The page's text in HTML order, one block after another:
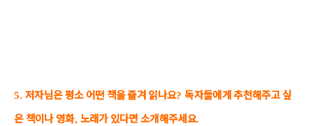
5. 저자님은 평소 어떤 책을 즐겨 읽나요?독자들에게 추천해주고 싶
은 책이나 영화, 노래가 있다면 소개해주세요.